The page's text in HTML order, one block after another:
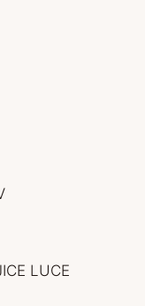
LUCE